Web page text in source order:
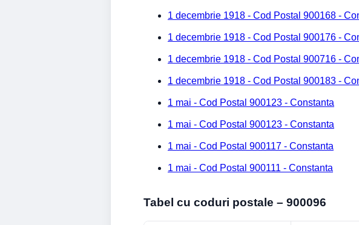
1 decembrie 1918 - Cod Postal 900168 -
1 decembrie 1918 - Cod Postal 900176 -
1 decembrie 1918 - Cod Postal 900716 -
1 decembrie 1918 - Cod Postal 900183 -
1 mai - Cod Postal 900123 - Constanta
1 mai - Cod Postal 900123 - Constanta
1 mai - Cod Postal 900117 - Constanta
1 mai - Cod Postal 900111 - Constanta
Tabel cu coduri postale – 900096